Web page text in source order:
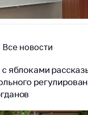
Все новости
с яблоками